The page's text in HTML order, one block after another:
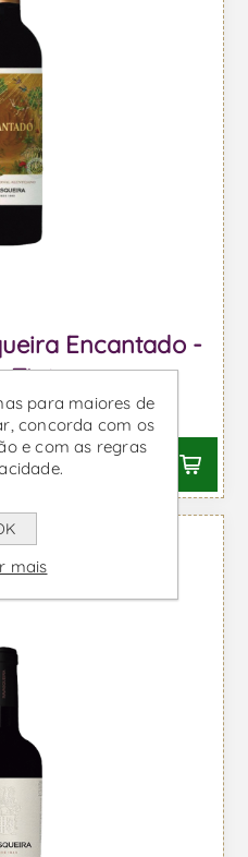
Encantado -
Tinto
IVA incl.
para maiores de
concorda com os
e com as regras
mais